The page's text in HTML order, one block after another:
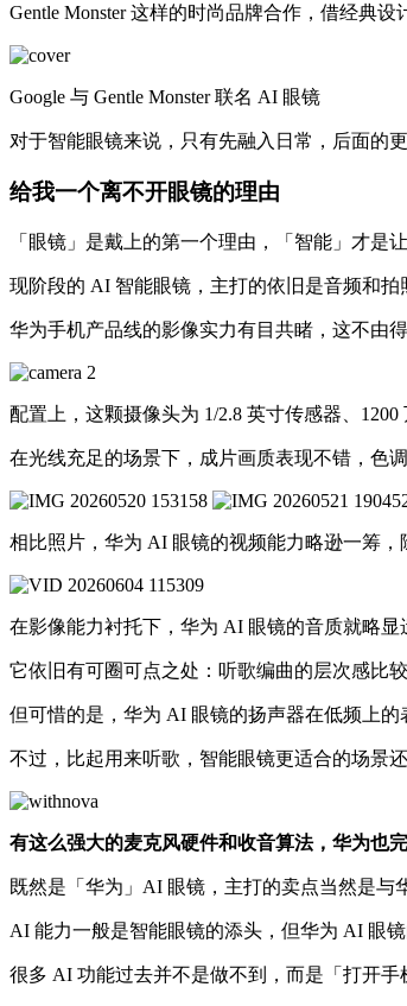
Gentle Monster 这样的时尚品牌合作，借经典
Google 与 Gentle Monster 联名 AI 眼镜
对于智能眼镜来说，只有先融入日常，后面的
给我一个离不开眼镜的理由
「眼镜」是戴上的第一个理由，「智能」才是
现阶段的 AI 智能眼镜，主打的依旧是音频和
华为手机产品线的影像实力有目共睹，这不由
配置上，这颗摄像头为 1/2.8 英寸传感器、
在光线充足的场景下，成片画质表现不错，色
相比照片，华为 AI 眼镜的视频能力略逊一筹，
在影像能力衬托下，华为 AI 眼镜的音质就略显
它依旧有可圈可点之处：听歌编曲的层次感比
但可惜的是，华为 AI 眼镜的扬声器在低频上
不过，比起用来听歌，智能眼镜更适合的场景
有这么强大的麦克风硬件和收音算法，华为也
既然是「华为」AI 眼镜，主打的卖点当然是与
AI 能力一般是智能眼镜的添头，但华为 AI 眼
很多 AI 功能过去并不是做不到，而是「打开